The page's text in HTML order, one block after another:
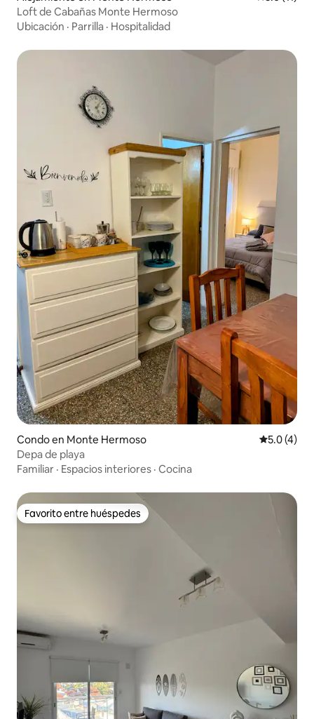
Loft de Cabañas Monte Hermoso
Ubicación · Parrilla · Hospitalidad
Condo en Monte Hermoso
5.0 (4)
Depa de playa
Familiar · Espacios interiores · Cocina
Favorito entre huéspedes
Favorito entre huéspedes